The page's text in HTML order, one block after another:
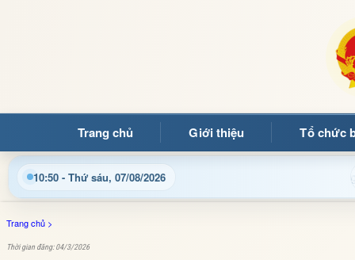
Trang chủ Giới thiệu Tổ chức
10:50 - Thứ sáu, 07/08/2026
bạn đọc đến với Trang thông tin điện tử xã Mường Ảng
Trang chủ >
Thời gian đăng: 04/3/2026